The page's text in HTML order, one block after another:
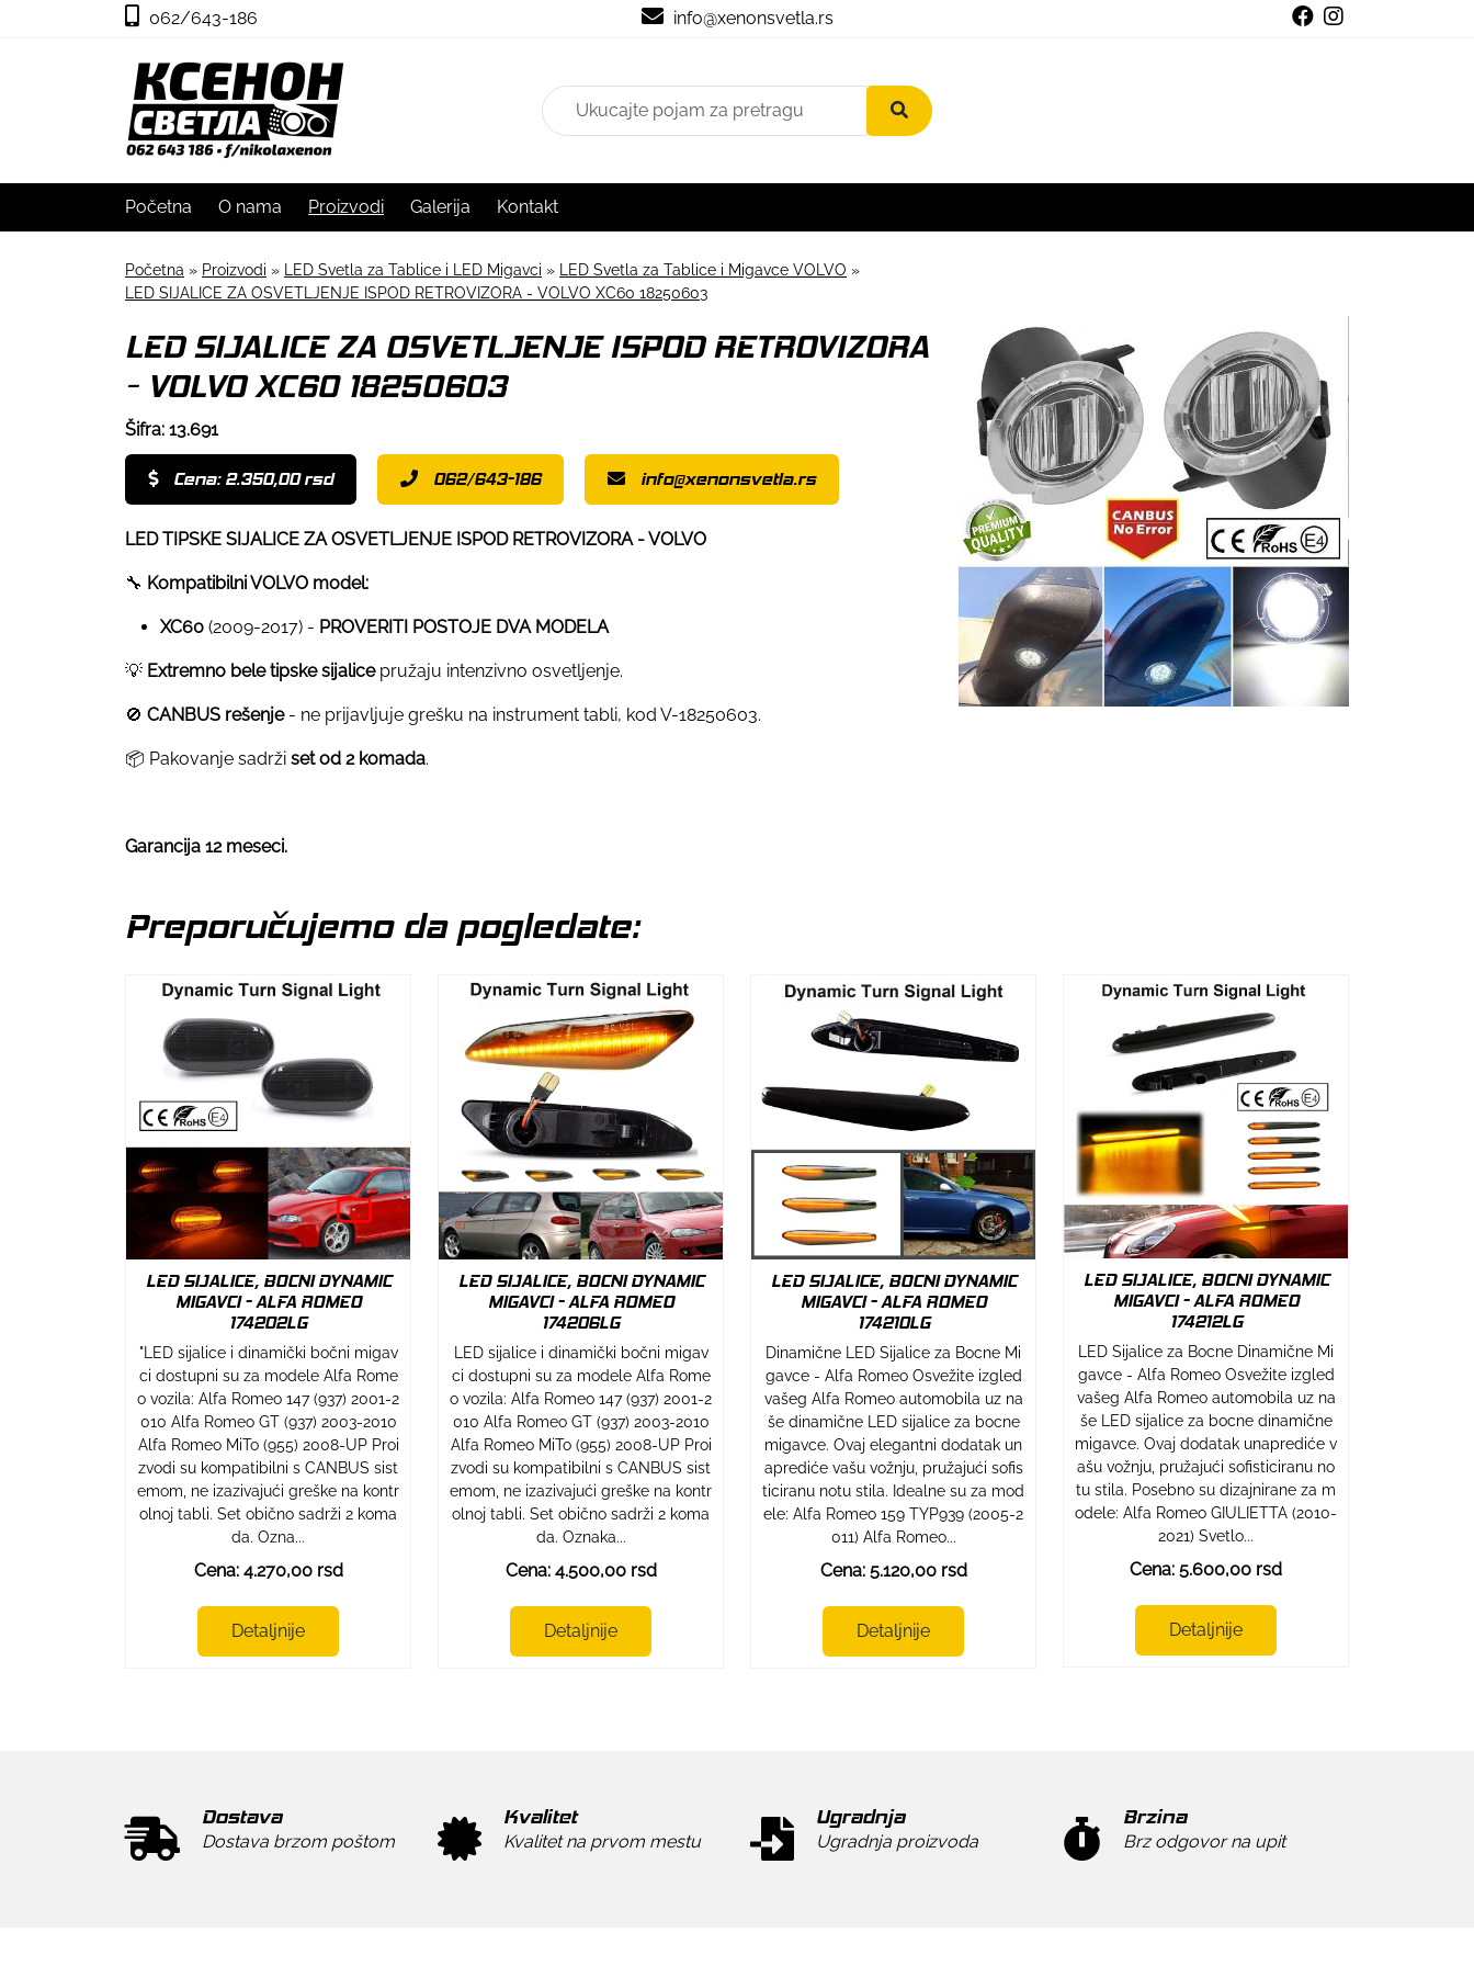
062/643-186 info@xenonsvetla.rs
Početna O nama Proizvodi Galerija Kontakt
Početna » Proizvodi » LED Svetla za Tablice i LED Migavci » LED Svetla za Tablice i Migavce VOLVO »
LED SIJALICE ZA OSVETLJENJE ISPOD RETROVIZORA - VOLVO XC60 18250603
LED SIJALICE ZA OSVETLJENJE ISPOD RETROVIZORA
- VOLVO XC60 18250603
Šifra: 13.691
Cena: 2.350,00 rsd 062/643-186 info@xenonsvetla.rs
LED TIPSKE SIJALICE ZA OSVETLJENJE ISPOD RETROVIZORA - VOLVO
🔧 Kompatibilni VOLVO model:
XC60 (2009-2017) - PROVERITI POSTOJE DVA MODELA
💡 Extremno bele tipske sijalicepružaju intenzivno osvetljenje.
🚫 CANBUS rešenje- ne prijavljuje grešku na instrument tabli, kod V-18250603.
📦 Pakovanje sadrži set od 2 komada.
Garancija 12 meseci.
Preporučujemo da pogledate:
LED SIJALICE, BOCNI DYNAMIC
MIGAVCI - ALFA ROMEO
174202LG
"LED sijalice i dinamički bočni migav
ci dostupni su za modele Alfa Rome
o vozila: Alfa Romeo 147 (937) 2001-2
010 Alfa Romeo GT (937) 2003-2010
Alfa Romeo MiTo (955) 2008-UP Proi
zvodi su kompatibilni s CANBUS sist
emom, ne izazivajući greške na kontr
olnoj tabli. Set obično sadrži 2 koma
da. Ozna...
Cena: 4.270,00 rsd
Detaljnije
LED SIJALICE, BOCNI DYNAMIC
MIGAVCI - ALFA ROMEO
174206LG
LED sijalice i dinamički bočni migav
ci dostupni su za modele Alfa Rome
o vozila: Alfa Romeo 147 (937) 2001-2
010 Alfa Romeo GT (937) 2003-2010
Alfa Romeo MiTo (955) 2008-UP Proi
zvodi su kompatibilni s CANBUS sist
emom, ne izazivajući greške na kontr
olnoj tabli. Set obično sadrži 2 koma
da. Oznaka...
Cena: 4.500,00 rsd
Detaljnije
LED SIJALICE, BOCNI DYNAMIC
MIGAVCI - ALFA ROMEO
174210LG
Dinamične LED Sijalice za Bocne Mi
gavce - Alfa Romeo Osvežite izgled
vašeg Alfa Romeo automobila uz na
še dinamične LED sijalice za bocne
migavce. Ovaj elegantni dodatak un
aprediće vašu vožnju, pružajući sofis
ticiranu notu stila. Idealne su za mod
ele: Alfa Romeo 159 TYP939 (2005-2
011) Alfa Romeo...
Cena: 5.120,00 rsd
Detaljnije
LED SIJALICE, BOCNI DYNAMIC
MIGAVCI - ALFA ROMEO
174212LG
LED Sijalice za Bocne Dinamične Mi
gavce - Alfa Romeo Osvežite izgled
vašeg Alfa Romeo automobila uz na
še LED sijalice za bocne dinamične
migavce. Ovaj dodatak unaprediće v
ašu vožnju, pružajući sofisticiranu no
tu stila. Posebno su dizajnirane za m
odele: Alfa Romeo GIULIETTA (2010-
2021) Svetlo...
Cena: 5.600,00 rsd
Detaljnije
Dostava
Dostava brzom poštom
Kvalitet
Kvalitet na prvom mestu
Ugradnja
Ugradnja proizvoda
Brzina
Brz odgovor na upit